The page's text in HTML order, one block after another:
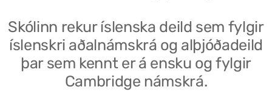
Skólinn rekur íslenska deild sem fylgir
íslenskri aðalnámskrá og alþjóðadeild
þar sem kennt er á ensku og fylgir
Cambridge námskrá.
Skólaráð
Fundargerðir skólaráðs